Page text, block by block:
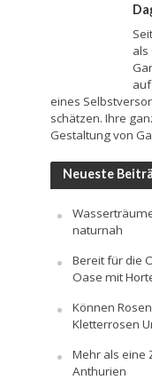
als
eines
schätzen. Ihre
Gestaltung von
Neueste
naturnah
Bereit für die
Oase mit
Können
Kletterrosen
Mehr als eine
Anthurien